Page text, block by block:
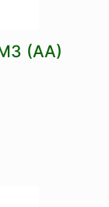
(AA)